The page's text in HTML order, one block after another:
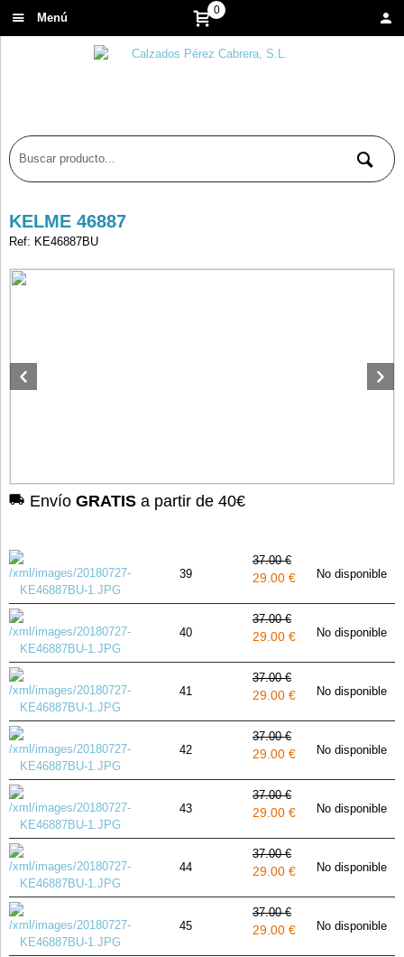
0
KELME 46887
Ref: KE46887BU
Envío GRATIS a partir de 40€
39
37.00 €
29.00 € No disponible
40
37.00 €
29.00 € No disponible
41
37.00 €
29.00 € No disponible
42
37.00 €
29.00 € No disponible
43
37.00 €
29.00 € No disponible
44
37.00 €
29.00 € No disponible
45
37.00 €
29.00 € No disponible
Menú